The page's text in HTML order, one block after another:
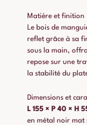
Matière et finition
Le bois de
reflet grâce à sa
sous la main,
repose sur une
la stabilité du
Dimensions et
L 155 × P 40 × H
en métal noir mat